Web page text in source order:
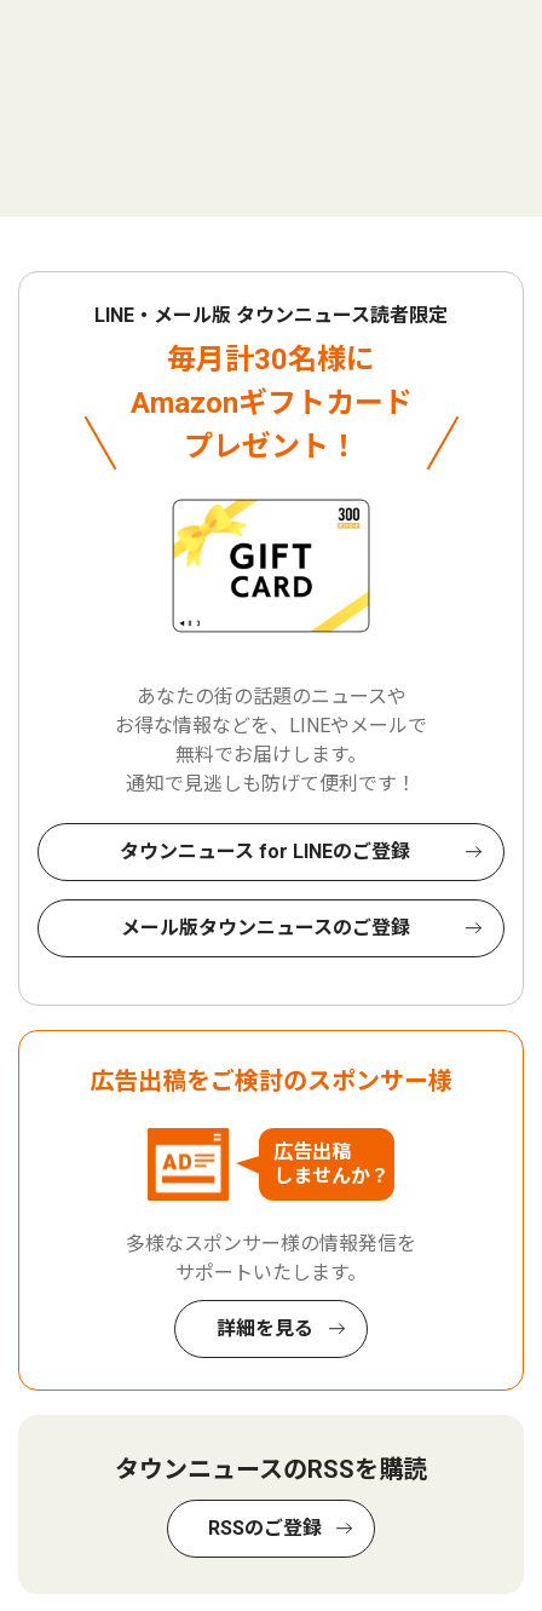
LINE・メール版 タウンニュース読者限定
毎月計30名様に
Amazonギフトカード
プレゼント！
あなたの街の話題のニュースや
お得な情報などを、LINEやメールで
無料でお届けします。
通知で見逃しも防げて便利です！
タウンニュース for LINEのご登録
メール版タウンニュースのご登録
広告出稿をご検討のスポンサー様
広告出稿
しませんか？
多様なスポンサー様の情報発信を
サポートいたします。
詳細を見る
タウンニュースのRSSを購読
RSSのご登録